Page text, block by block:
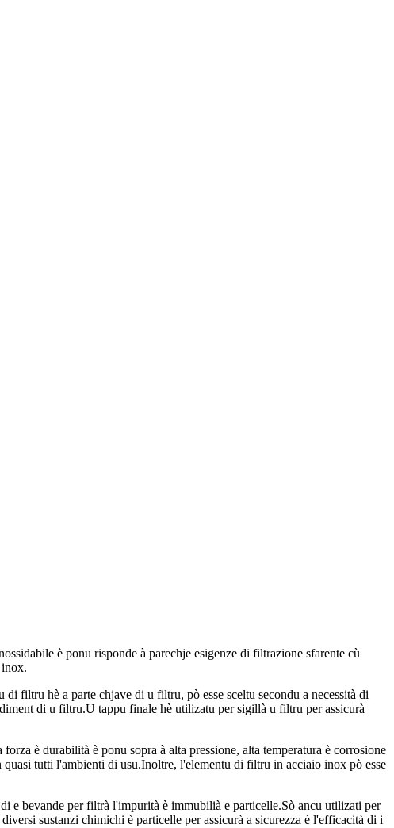
è ponu risponde à parechje esigenze di filtrazione sfarente cù
filtru hè a parte chjave di u filtru, pò esse sceltu secondu a necessità di
di u filtru.U tappu finale hè utilizatu per sigillà u filtru per assicurà
è durabilità è ponu sopra à alta pressione, alta temperatura è corrosione
tutti l'ambienti di usu.Inoltre, l'elementu di filtru in acciaio inox pò esse
e bevande per filtrà l'impurità è immubilià e particelle.Sò ancu utilizati per
sustanzi chimichi è particelle per assicurà a sicurezza è l'efficacità di i